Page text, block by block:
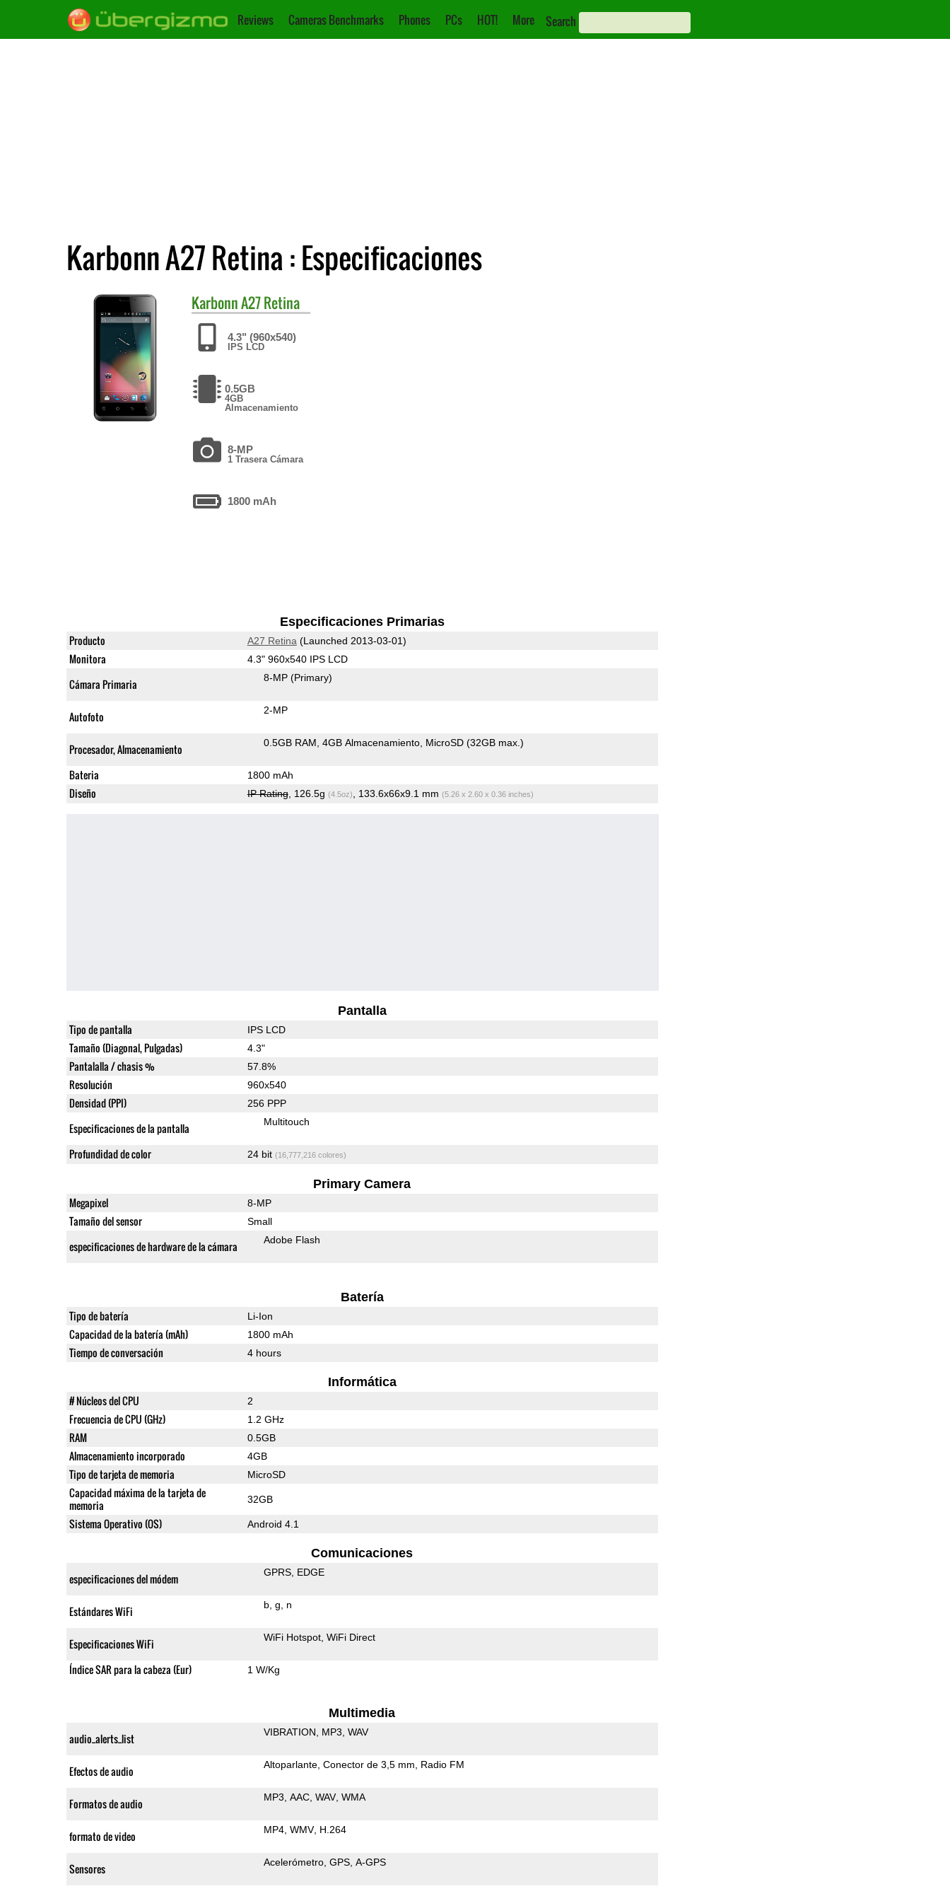
Reviews Cameras Benchmarks Phones PCs HOT! More Search
Karbonn A27 Retina : Especificaciones
KarbonnA27 Retina
4.3" (960x540)
IPS LCD
0.5GB
4GB
Almacenamiento
8-MP
1 Trasera Cámara
1800 mAh
Especificaciones Primarias
Producto A27 Retina (Launched 2013-03-01)
Monitora 4.3" 960x540 IPS LCD
Cámara Primaria 8-MP (Primary)
Autofoto 2-MP
Procesador, Almacenamiento 0.5GB RAM 4GB Almacenamiento MicroSD (32GB max.)
Bateria 1800 mAh
Diseño IP Rating, 126.5g (4.5oz) , 133.6x66x9.1 mm (5.26 x 2.60 x 0.36 inches)
Pantalla
Tipo de pantalla IPS LCD
Tamaño (Diagonal, Pulgadas) 4.3"
Pantalalla / chasis % 57.8%
Resolución 960x540
Densidad (PPI) 256 PPP
Especificaciones de la pantalla Multitouch
Profundidad de color 24 bit (16,777,216 colores)
Primary Camera
Megapixel 8-MP
Tamaño del sensor Small
especificaciones de hardware de la cámara Adobe Flash
Batería
Tipo de batería Li-Ion
Capacidad de la batería (mAh) 1800 mAh
Tiempo de conversación 4 hours
Informática
# Núcleos del CPU 2
Frecuencia de CPU (GHz) 1.2 GHz
RAM 0.5GB
Almacenamiento incorporado 4GB
Tipo de tarjeta de memoria MicroSD
Capacidad máxima de la tarjeta de
memoria
32GB
Sistema Operativo (OS) Android 4.1
Comunicaciones
especificaciones del módem GPRS EDGE
Estándares WiFi b g n
Especificaciones WiFi WiFi Hotspot WiFi Direct
Índice SAR para la cabeza (Eur) 1 W/Kg
Multimedia
audio_alerts_list VIBRATION MP3 WAV
Efectos de audio Altoparlante Conector de 3,5 mm Radio FM
Formatos de audio MP3 AAC WAV WMA
formato de video MP4 WMV H.264
Sensores Acelerómetro GPS A-GPS